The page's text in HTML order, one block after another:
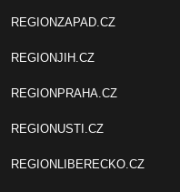
REGIONZAPAD.CZ
REGIONJIH.CZ
REGIONPRAHA.CZ
REGIONUSTI.CZ
REGIONLIBERECKO.CZ